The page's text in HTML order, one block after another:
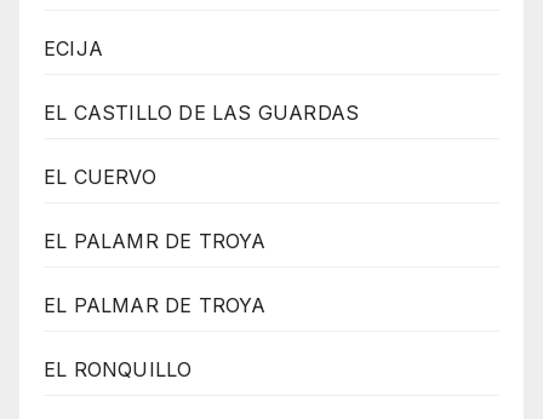
ECIJA
EL CASTILLO DE LAS GUARDAS
EL CUERVO
EL PALAMR DE TROYA
EL PALMAR DE TROYA
EL RONQUILLO